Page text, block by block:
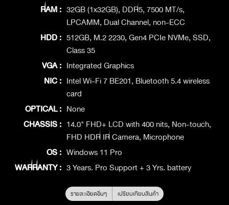
RAM : 32GB (1x32GB), DDR5, 7500 MT/s,
LPCAMM, Dual Channel, non-ECC
HDD : 512GB, M.2 2230, Gen4 PCIe NVMe, SSD,
Class 35
VGA : Integrated Graphics
NIC : Intel Wi-Fi 7 BE201, Bluetooth 5.4 wireless
card
OPTICAL : None
CHASSIS : 14.0" FHD+ LCD with 400 nits, Non-touch,
FHD HDR IR Camera, Microphone
OS : Windows 11 Pro
WARRANTY : 3 Years. Pro Support + 3 Yrs. battery
รายละเอียดอื่นๆ เปรียบเทียบสินค้า